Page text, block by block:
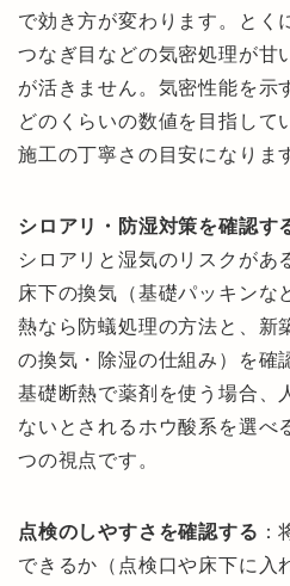
で効き方が変わります。とく
つなぎ目などの気密処理が甘
が活きません。気密性能を示
どのくらいの数値を目指して
施工の丁寧さの目安になりま
シロアリ・防湿対策を確認す
シロアリと湿気のリスクがあ
床下の換気（基礎パッキンな
熱なら防蟻処理の方法と、新
の換気・除湿の仕組み）を確
基礎断熱で薬剤を使う場合、
ないとされるホウ酸系を選べ
つの視点です。
点検のしやすさを確認する ：
できるか（点検口や床下に入